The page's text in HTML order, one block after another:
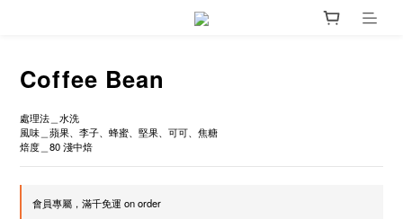
Coffee Bean
處理法＿水洗
風味＿蘋果、李子、蜂蜜、堅果、可可、焦糖
焙度＿80 淺中焙
會員專屬，滿千免運 on order